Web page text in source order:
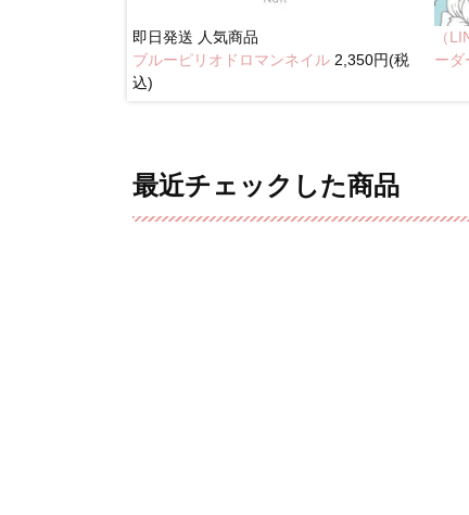
即日発送 人気商品
ブルーピリオドロマンネイル 2,350円(税
込)
（
ー
最近チェックした商品